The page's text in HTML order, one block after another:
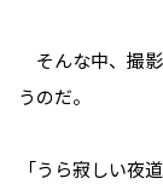
そんな中、撮
うのだ。
「うら寂しい夜